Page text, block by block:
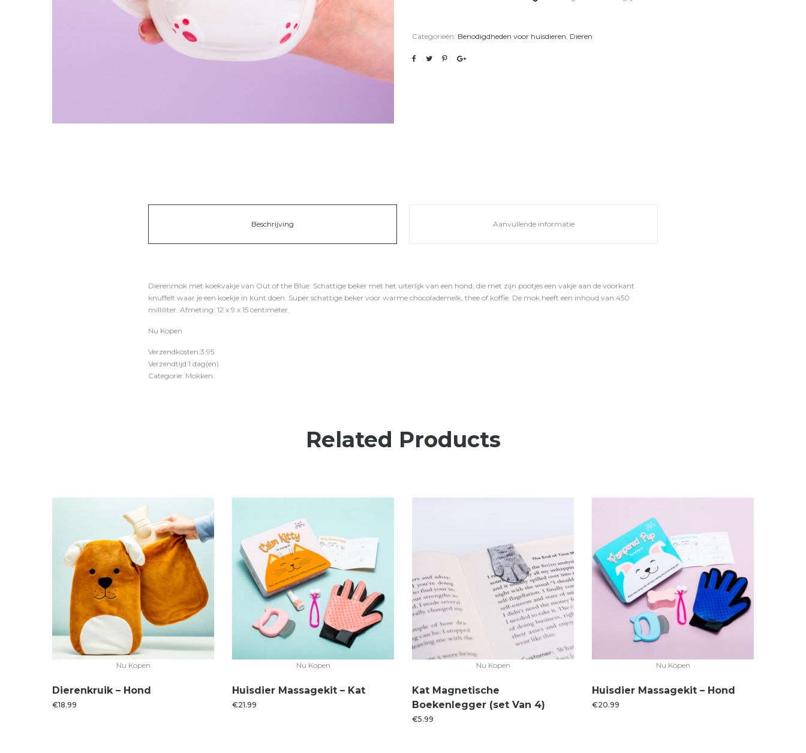
Categorieën: Benodigdheden voor huisdieren, Dieren
Beschrijving Aanvullende informatie
Dierenmok met koekvakje van Out of the Blue. Schattige beker met het uiterlijk van een hond, die met zijn pootjes een vakje aan de voorkant
knuffelt waar je een koekje in kunt doen. Super schattige beker voor warme chocolademelk, thee of koffie. De mok heeft een inhoud van 450
milliliter. Afmeting: 12 x 9 x 15 centimeter.
Nu Kopen
Verzendkosten:3.95
Verzendtijd:1 dag(en)
Categorie: Mokken
Related Products
Nu Kopen
Dierenkruik – Hond
€18.99
Nu Kopen
Huisdier Massagekit – Kat
€21.99
Nu Kopen
Kat Magnetische
Boekenlegger (set Van 4)
€5.99
Nu Kopen
Huisdier Massagekit – Hond
€20.99